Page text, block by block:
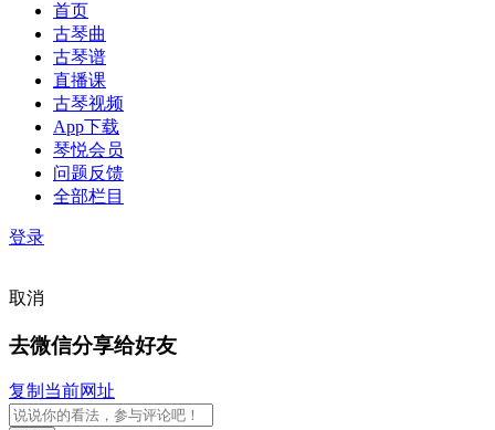
首页
古琴曲
古琴谱
直播课
古琴视频
App下载
琴悦会员
问题反馈
全部栏目
登录
取消
去微信分享给好友
复制当前网址